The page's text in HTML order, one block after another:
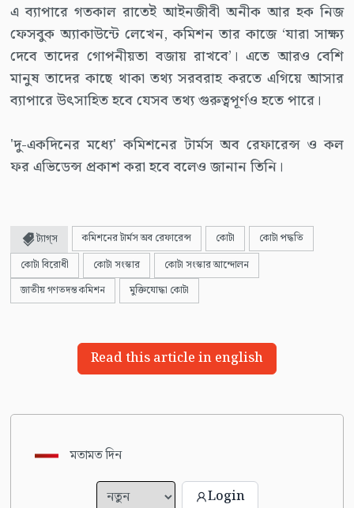
এ ব্যাপারে গতকাল রাতেই আইনজীবী অনীক আর হক নিজ
ফেসবুক অ্যাকাউন্টে লেখেন, কমিশন তার কাজে ‘যারা সাক্ষ্য
দেবে তাদের গোপনীয়তা বজায় রাখবে’। এতে আরও বেশি
মানুষ তাদের কাছে থাকা তথ্য সরবরাহ করতে এগিয়ে আসার
ব্যাপারে উৎসাহিত হবে যেসব তথ্য গুরুত্বপূর্ণও হতে পারে।
'দু-একদিনের মধ্যে' কমিশনের টার্মস অব রেফারেন্স ও কল
ফর এভিডেন্স প্রকাশ করা হবে বলেও জানান তিনি।
ট্যাগ্স কমিশনের টার্মস অব রেফারেন্স কোটা
কোটা পদ্ধতি
কোটা বিরোধী
কোটা সংস্কার
কোটা সংস্কার আন্দোলন
জাতীয় গণতদন্ত কমিশন
মুক্তিযোদ্ধা কোটা
Read this article in english
মতামত দিন
Login